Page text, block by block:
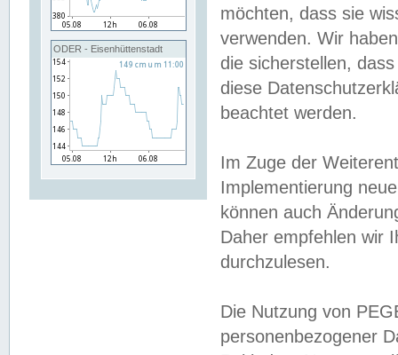
ODER - Eisenhüttenstadt
möchten, dass sie
verwenden. Wir
die sicherstellen,
diese
beachtet werden.
Im Zuge der
Implementierung
können auch
Daher empfehlen wir
durchzulesen.
Die Nutzung von
personenbezogener